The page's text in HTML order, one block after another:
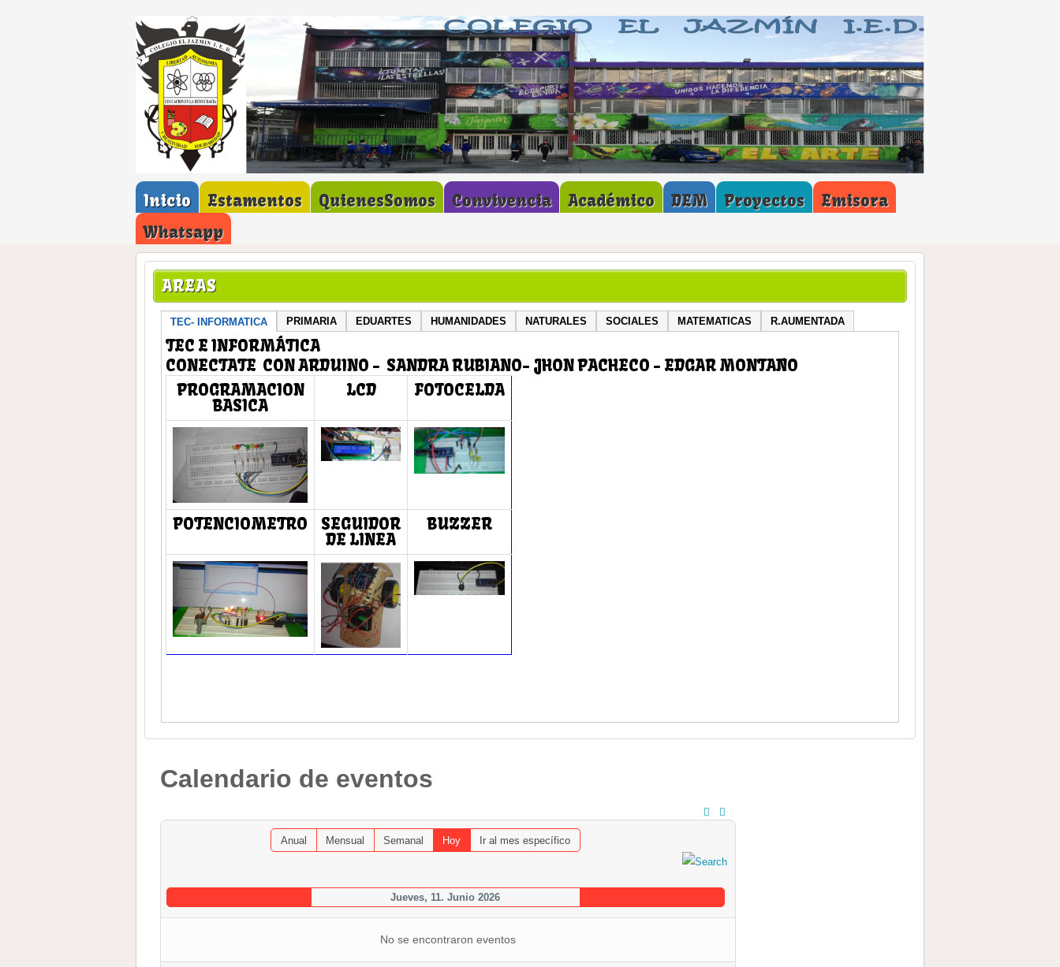
Inicio Estamentos QuienesSomos Convivencia Académico DEM Proyectos
Emisora
Whatsapp
AREAS
TEC- INFORMATICA PRIMARIA EDUARTES HUMANIDADES NATURALES SOCIALES MATEMATICAS R.AUMENTADA
TEC E INFORMÁTICA
CONECTATE CON ARDUINO - SANDRA RUBIANO- JHON PACHECO - EDGAR MONTAÑO
PROGRAMACION
BASICA
LCD FOTOCELDA
POTENCIOMETRO
SEGUIDOR
DE LINEA
BUZZER
Calendario de eventos
Anual Mensual Semanal Hoy Ir al mes específico
Jueves, 11. Junio 2026
No se encontraron eventos